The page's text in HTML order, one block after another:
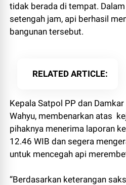
tidak berada di tempat.
setengah jam, api berhasil
bangunan tersebut.
RELATED ARTICLE
Kepala Satpol PP dan Damkar
Wahyu, membenarkan atas
pihaknya menerima laporan
12.46 WIB dan segera
untuk mencegah api
“Berdasarkan keterangan